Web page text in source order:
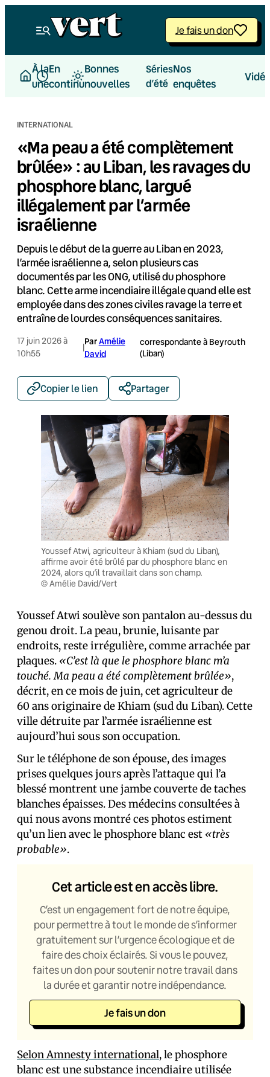
Je fais un don
À la
une
En
continu
Bonnes
nouvelles
Séries
d’été
Nos
enquêtes
INTERNATIONAL
«Ma peau a été complètement
brûlée» : au Liban, les ravages du
phosphore blanc, largué
illégalement par l’armée
israélienne
Depuis le début de la guerre au Liban en 2023,
l’armée israélienne a, selon plusieurs cas
documentés par les ONG, utilisé du phosphore
blanc. Cette arme incendiaire illégale quand elle est
employée dans des zones civiles ravage la terre et
entraîne de lourdes conséquences sanitaires.
17 juin 2026 à
10h55
|
ParAmélie
David
correspondante à Beyrouth
(Liban)
Copier le lien Partager
Youssef Atwi, agriculteur à Khiam (sud du Liban),
affirme avoir été brûlé par du phosphore blanc en
2024, alors qu’il travaillait dans son champ.
© Amélie David/Vert
Youssef Atwi soulève son pantalon au-dessus du
genou droit. La peau, brunie, luisante par
endroits, reste irrégulière, comme arrachée par
plaques. «C’est là que le phosphore blanc m’a
touché. Ma peau a été complètement brûlée»,
décrit, en ce mois de juin, cet agriculteur de
60 ans originaire de Khiam (sud du Liban). Cette
ville détruite par l’armée israélienne est
aujourd’hui sous son occupation.
Sur le téléphone de son épouse, des images
prises quelques jours après l’attaque qui l’a
blessé montrent une jambe couverte de taches
blanches épaisses. Des médecins consulté·es à
qui nous avons montré ces photos estiment
qu’un lien avec le phosphore blanc est «très
probable».
Cet article est en accès libre.
C’est un engagement fort de notre équipe,
pour permettre à tout le monde de s’informer
gratuitement sur l’urgence écologique et de
faire des choix éclairés. Si vous le pouvez,
faites un don pour soutenir notre travail dans
la durée et garantir notre indépendance.
Je fais un don
Selon Amnesty international, le phosphore
blanc est une substance incendiaire utilisée